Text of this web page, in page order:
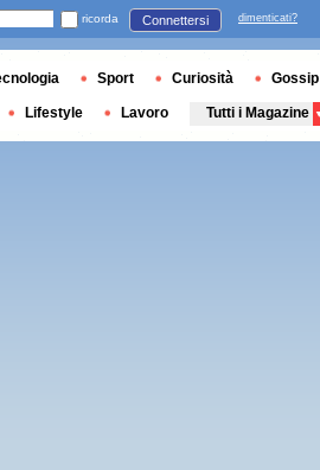
ricorda Connettersi dimenticati?
Sport Curiosità Gossip
Lifestyle Lavoro Tutti i Magazine